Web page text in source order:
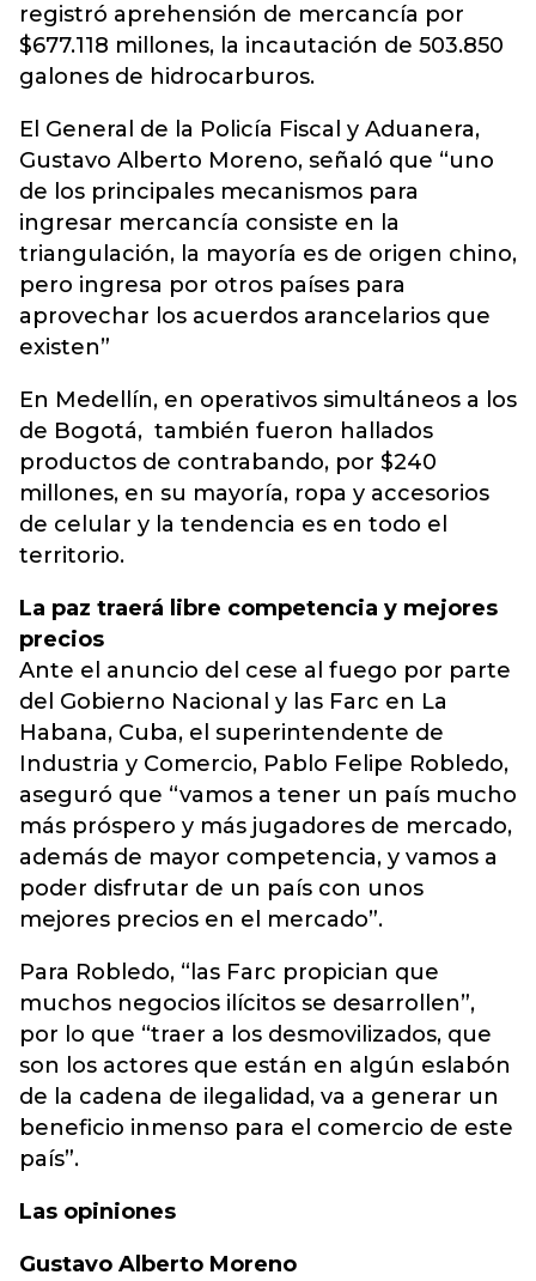
registró aprehensión de mercancía por
$677.118 millones, la incautación de 503.850
galones de hidrocarburos.
El General de la Policía Fiscal y Aduanera,
Gustavo Alberto Moreno, señaló que “uno
de los principales mecanismos para
ingresar mercancía consiste en la
triangulación, la mayoría es de origen chino,
pero ingresa por otros países para
aprovechar los acuerdos arancelarios que
existen”
En Medellín, en operativos simultáneos a los
de Bogotá, también fueron hallados
productos de contrabando, por $240
millones, en su mayoría, ropa y accesorios
de celular y la tendencia es en todo el
territorio.
La paz traerá libre competencia y mejores
precios
Ante el anuncio del cese al fuego por parte
del Gobierno Nacional y las Farc en La
Habana, Cuba, el superintendente de
Industria y Comercio, Pablo Felipe Robledo,
aseguró que “vamos a tener un país mucho
más próspero y más jugadores de mercado,
además de mayor competencia, y vamos a
poder disfrutar de un país con unos
mejores precios en el mercado”.
Para Robledo, “las Farc propician que
muchos negocios ilícitos se desarrollen”,
por lo que “traer a los desmovilizados, que
son los actores que están en algún eslabón
de la cadena de ilegalidad, va a generar un
beneficio inmenso para el comercio de este
país”.
Las opiniones
Gustavo Alberto Moreno